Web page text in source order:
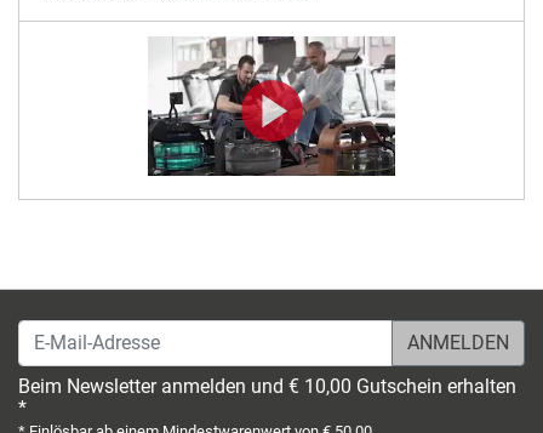
E-Mail-Adresse
Beim Newsletter anmelden und € 10,00 Gutschein erhalten
*